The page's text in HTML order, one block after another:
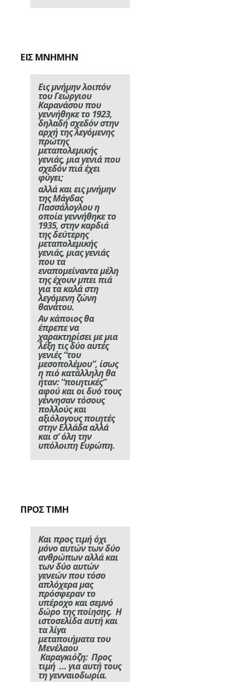
ΕΙΣ ΜΝΗΜΗΝ
Εις μνήμην λοιπόν
του Γεώργιου
Καρανάσου που
γεννήθηκε το 1923,
δηλαδή σχεδόν στην
αρχή της λεγόμενης
πρώτης
μεταπολεμικής
γενιάς, μια γενιά που
σχεδόν πιά έχει
φύγει;
αλλά και εις μνήμην
της Μάγδας
Πασσάλογλου η
οποία γεννήθηκε το
1935, στην καρδιά
της δεύτερης
μεταπολεμικής
γενιάς, μιας γενιάς
που τα
εναπομείναντα μέλη
της έχουν μπει πιά
για τα καλά στη
λεγόμενη ζώνη
θανάτου.
Αν κάποιος θα
έπρεπε να
χαρακτηρίσει με μια
λέξη τις δύο αυτές
γενιές “του
μεσοπολέμου”, ίσως
η πιό κατάλληλη θα
ήταν: “ποιητικές”
αφού και οι δυό τους
γέννησαν τόσους
πολλούς και
αξιόλογους ποιητές
στην Ελλάδα αλλά
και σ’ όλη την
υπόλοιπη Ευρώπη.
ΠΡΟΣ ΤΙΜΗ
Και προς τιμή όχι
μόνο αυτών των δύο
ανθρώπων αλλά και
των δύο αυτών
γενεών που τόσο
απλόχερα μας
πρόσφεραν το
υπέροχο και σεμνό
δώρο της ποίησης. Η
ιστοσελίδα αυτή και
τα λίγα
μεταποιήματα του
Μενέλαου
Καραγκιόζη: Προς
τιμή … για αυτή τους
τη γενναιοδωρία.